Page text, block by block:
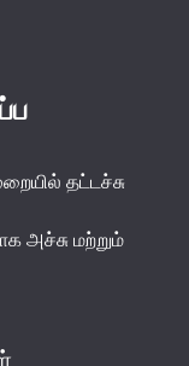
தட்டச்சு
அச்சு மற்றும்